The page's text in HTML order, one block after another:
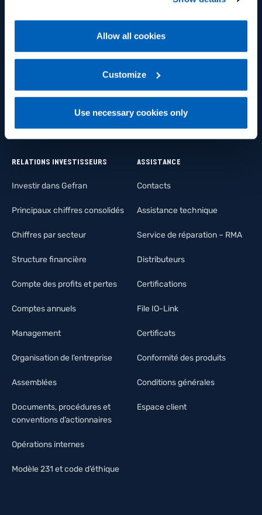
Gefran - Cookie
policy.
regarding processing of personal data, at the following
Gefran - Privacy Policy.
Allow all cookies
Customize
Use necessary cookies only
Intégration de système
Industrie de l’éclairage
Innovation
RELATIONS INVESTISSEURS
Investir dans Gefran
Principaux chiffres consolidés
Chiffres par secteur
Structure financière
Compte des profits et pertes
Comptes annuels
Management
Organisation de l’entreprise
Assemblées
Documents, procédures et
conventions d’actionnaires
Opérations internes
Modèle 231 et code d’éthique
ASSISTANCE
Contacts
Assistance technique
Service de réparation – RMA
Distributeurs
Certifications
File IO-Link
Certificats
Conformité des produits
Conditions générales
Espace client